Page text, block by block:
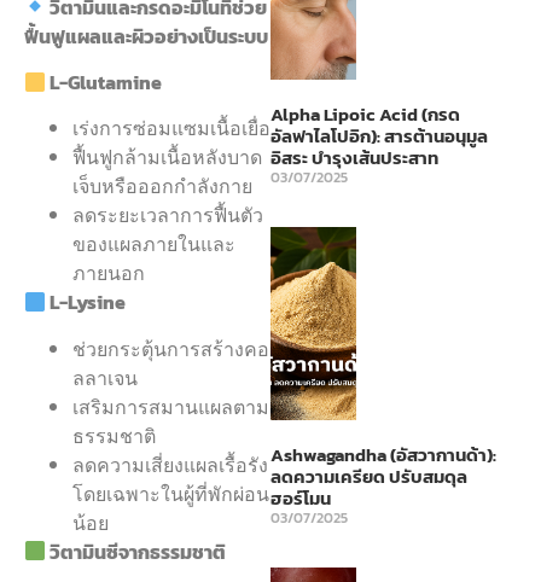
วิตามินและกรดอะมิโนที่ช่วย
ฟื้นฟูแผลและผิวอย่างเป็นระบบ
L-Glutamine
เร่งการซ่อมแซมเนื้อเยื่อ
ฟื้นฟูกล้ามเนื้อหลังบาด
เจ็บหรือออกกำลังกาย
ลดระยะเวลาการฟื้นตัว
ของแผลภายในและ
ภายนอก
L-Lysine
ช่วยกระตุ้นการสร้างคอ
ลลาเจน
เสริมการสมานแผลตาม
ธรรมชาติ
ลดความเสี่ยงแผลเรื้อรัง
โดยเฉพาะในผู้ที่พักผ่อน
น้อย
วิตามินซีจากธรรมชาติ
Alpha Lipoic Acid (กรด
อัลฟาไลโปอิก): สารต้านอนุมูล
อิสระ บำรุงเส้นประสาท
03/07/2025
Ashwagandha (อัสวากานด้า):
ลดความเครียด ปรับสมดุล
ฮอร์โมน
03/07/2025